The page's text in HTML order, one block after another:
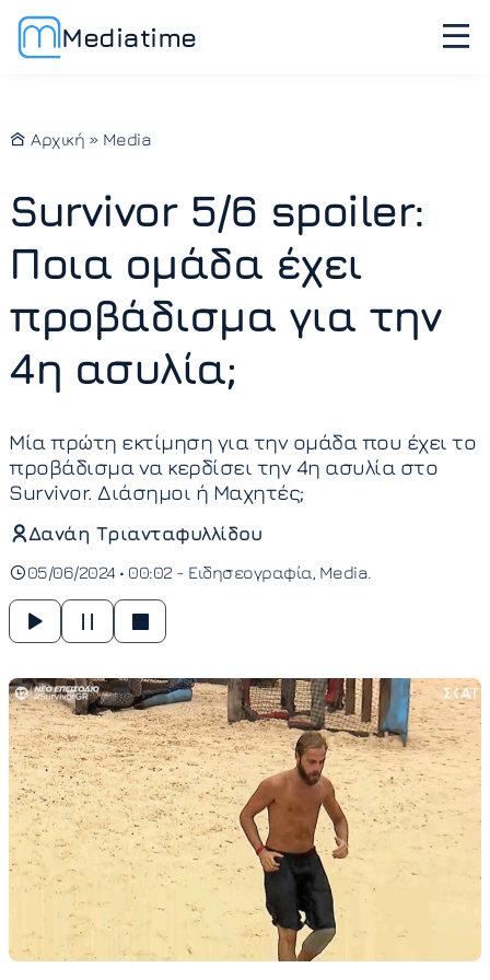
Mediatime
Αρχική » Media
Survivor 5/6 spoiler:
Ποια ομάδα έχει
προβάδισμα για την
4η ασυλία;
Μία πρώτη εκτίμηση για την ομάδα που έχει το
προβάδισμα να κερδίσει την 4η ασυλία στο
Survivor. Διάσημοι ή Μαχητές;
Δανάη Τριανταφυλλίδου
05/06/2024 • 00:02 - Ειδησεογραφία Media